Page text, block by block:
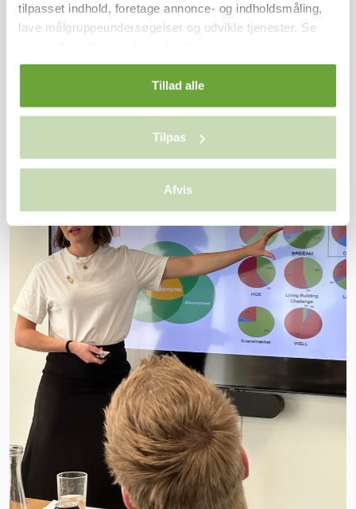
tilpasset indhold, foretage annonce- og indholdsmåling,
lave målgruppeundersøgelser og udvikle tjenester. Se
persondatapolitik. Du kan altid trække dit samtykke
tilbage eller ændre indstillinger fra vores
"Cookiedeklaration", eller ved at trykke på "Privacy
Hvis du tillader det, vil vi også gerne:
Indsamle præcise oplysninger om din placering, der
dens unikke karakteristika (fingerprinting)
Dine valg anvendes på hele websitet.
Vi bruger cookies til at tilpasse vores indhold og
annoncer, til at vise dig funktioner til sociale medier og til
at analysere vores trafik. Vi deler også oplysninger om
din brug af vores hjemmeside med vores partnere inden
for sociale medier, annonceringspartnere og
analysepartnere. Vores partnere kan kombinere disse
data med andre oplysninger, du har givet dem, eller som
de har indsamlet fra din brug af deres tjenester.
Tillad alle
Tilpas
Afvis
Hvad vi gør i vores organisation